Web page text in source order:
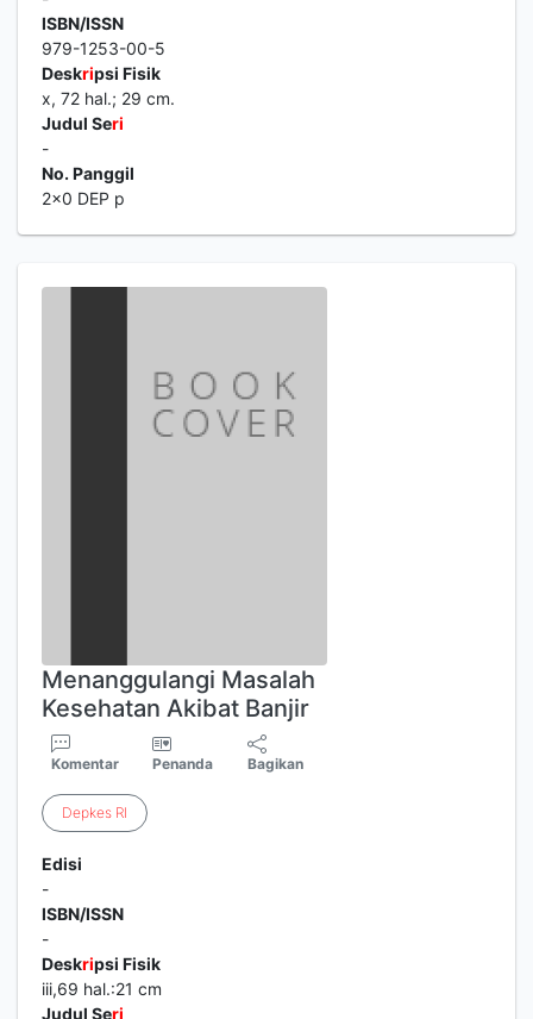
ISBN/ISSN
979-1253-00-5
Deskripsi Fisik
x, 72 hal.; 29 cm.
Judul Seri
-
No. Panggil
2x0 DEP p
Menanggulangi Masalah
Kesehatan Akibat Banjir
Komentar Penanda Bagikan
Depkes RI
Edisi
-
ISBN/ISSN
-
Deskripsi Fisik
iii,69 hal.:21 cm
Judul Seri